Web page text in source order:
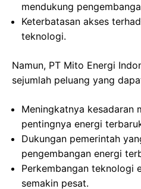
mendukung
Keterbatasan akses
teknologi.
Namun, PT Mito Energi
sejumlah peluang yang
Meningkatnya kesadaran
pentingnya energi
Dukungan pemerintah
pengembangan energi
Perkembangan teknologi
semakin pesat.